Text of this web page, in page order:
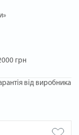
грн
від виробника